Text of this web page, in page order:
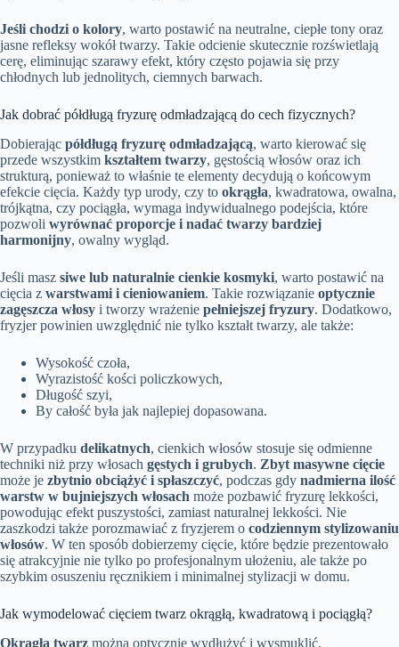
Jeśli chodzi o kolory, warto postawić na neutralne, ciepłe tony oraz
jasne refleksy wokół twarzy. Takie odcienie skutecznie rozświetlają
cerę, eliminując szarawy efekt, który często pojawia się przy
chłodnych lub jednolitych, ciemnych barwach.
Jak dobrać półdługą fryzurę odmładzającą do cech fizycznych?
Dobierając półdługą fryzurę odmładzającą, warto kierować się
przede wszystkim kształtem twarzy, gęstością włosów oraz ich
strukturą, ponieważ to właśnie te elementy decydują o końcowym
efekcie cięcia. Każdy typ urody, czy to okrągła, kwadratowa, owalna,
trójkątna, czy pociągła, wymaga indywidualnego podejścia, które
pozwoli wyrównać proporcje i nadać twarzy bardziej
harmonijny, owalny wygląd.
Jeśli masz siwe lub naturalnie cienkie kosmyki, warto postawić na
cięcia z warstwami i cieniowaniem. Takie rozwiązanie optycznie
zagęszcza włosy i tworzy wrażenie pełniejszej fryzury. Dodatkowo,
fryzjer powinien uwzględnić nie tylko kształt twarzy, ale także:
Wysokość czoła,
Wyrazistość kości policzkowych,
Długość szyi,
By całość była jak najlepiej dopasowana.
W przypadku delikatnych, cienkich włosów stosuje się odmienne
techniki niż przy włosach gęstych i grubych. Zbyt masywne cięcie
może je zbytnio obciążyć i spłaszczyć, podczas gdy nadmierna ilość
warstw w bujniejszych włosach może pozbawić fryzurę lekkości,
powodując efekt puszystości, zamiast naturalnej lekkości. Nie
zaszkodzi także porozmawiać z fryzjerem o codziennym stylizowaniu
włosów. W ten sposób dobierzemy cięcie, które będzie prezentowało
się atrakcyjnie nie tylko po profesjonalnym ułożeniu, ale także po
szybkim osuszeniu ręcznikiem i minimalnej stylizacji w domu.
Jak wymodelować cięciem twarz okrągłą, kwadratową i pociągłą?
Okrągłą twarz można optycznie wydłużyć i wysmuklić,